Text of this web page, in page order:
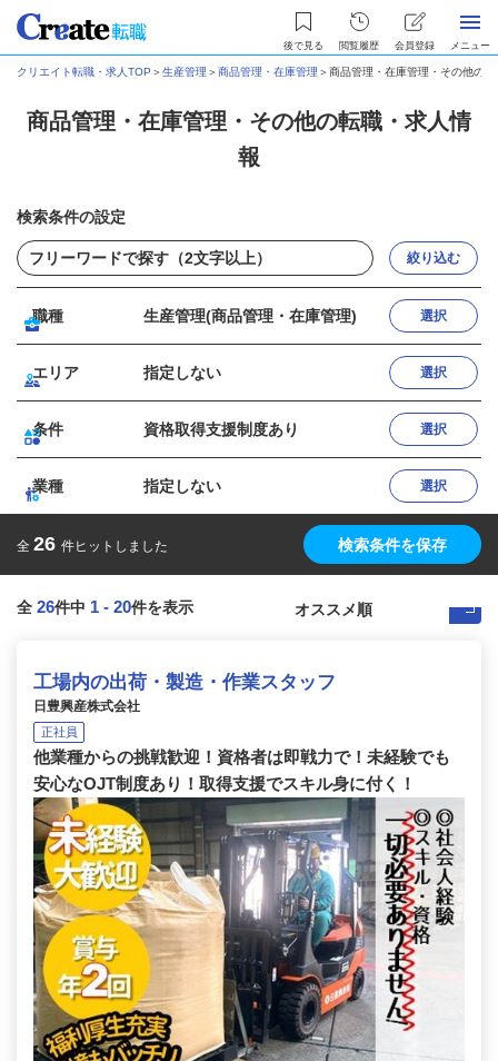
後で見る 閲覧履歴 会員登録 メニュー
クリエイト転職・求人TOP ＞生産管理 ＞商品管理・在庫管理 ＞商品管理・在庫管理・その他の
商品管理・在庫管理・その他の転職・求人情
報
検索条件の設定
絞り込む
職種 生産管理(商品管理・在庫管理) 選択
エリア 指定しない 選択
条件 資格取得支援制度あり 選択
業種 指定しない 選択
全 26 件ヒットしました 検索条件を保存
全 26件中 1 - 20件を表示
工場内の出荷・製造・作業スタッフ
日豊興産株式会社
正社員
他業種からの挑戦歓迎！資格者は即戦力で！未経験でも
安心なOJT制度あり！取得支援でスキル身に付く！